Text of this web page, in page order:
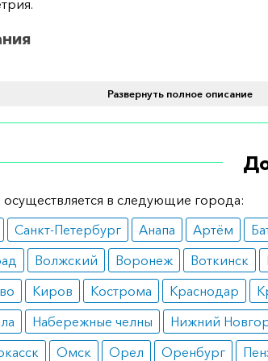
грудных желез у мужчин. Эффективен
эндометрия, почек, саркомы тканей, а
имеет минимум противопоказаний и
Следует исключить наличие
эффекты
организмом. В
тошноты и рвоты.
Развернуть полное описание
осуществляется в следующие города:
Санкт-Петербург Анапа Артём
Волжский Воронеж Воткинск
Киров Кострома Краснодар
Набережные челны Нижний
Омск Орел Оренбург